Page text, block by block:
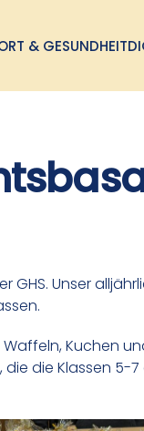
& GESUNDHEIT
Unser
Kuchen
die Klassen 5-